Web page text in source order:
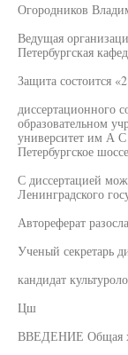
Огородников
Ведущая
Петербургская
Защита состоится
диссертационного
образовательном
университет им А
Петербургское
С диссертацией
Ленинградского
Автореферат
Ученый секретарь
кандидат
Цш
ВВЕДЕНИЕ Общая